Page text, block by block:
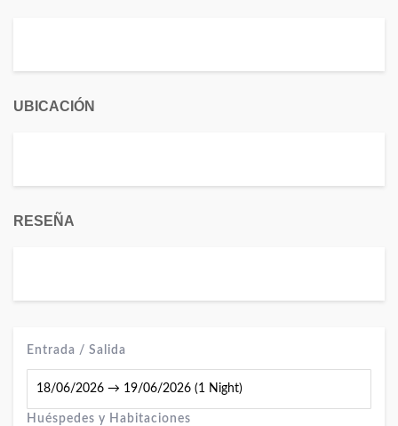
UBICACIÓN
RESEÑA
Entrada / Salida
Huéspedes y Habitaciones